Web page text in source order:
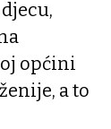
općini
a to